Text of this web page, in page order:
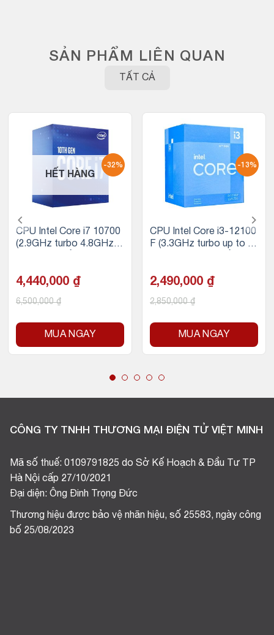
SẢN PHẨM LIÊN QUAN
TẤT CẢ
-32%
HẾT HÀNG
CPU Intel Core i7 10700
(2.9GHz turbo 4.8GHz |
4,440,000 ₫
6,500,000₫
MUA NGAY
-13%
CPU Intel Core i3-12100
F (3.3GHz turbo up to 4.
2,490,000 ₫
2,850,000₫
MUA NGAY
CÔNG TY TNHH THƯƠNG MẠI ĐIỆN TỬ VIỆT MINH
Mã số thuế: 0109791825 do Sở Kế Hoạch & Đầu Tư TP
Hà Nội cấp 27/10/2021
Đại diện: Ông Đinh Trọng Đức
Thương hiệu được bảo vệ nhãn hiệu, số 25583, ngày công
bố 25/08/2023